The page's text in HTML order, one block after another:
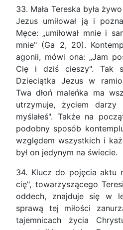
33. Mała Tereska była
Jezus umiłował ją i
Męce: „umiłował mnie i
mnie" (Ga 2, 20).
agonii, mówi ona: „Jam
Cię i dziś cieszy". Tak
Dzieciątka Jezus w
Twa dłoń maleńka ma
utrzymuje, życiem
myślałeś". Także na
podobny sposób
względem wszystkich i
był on jedynym na świecie.
34. Klucz do pojęcia aktu
cię", towarzyszącego
oddech, znajduje się w
sprawą tej miłości
tajemnicach życia